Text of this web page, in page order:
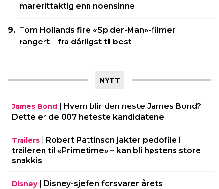
marerittaktig enn noensinne
Tom Hollands fire «Spider-Man»-filmer
rangert – fra dårligst til best
NYTT
James Bond
Hvem blir den neste James Bond?
Dette er de 007 heteste kandidatene
Trailers
Robert Pattinson jakter pedofile i
traileren til «Primetime» – kan bli høstens store
snakkis
Disney|
Disney-sjefen forsvarer årets